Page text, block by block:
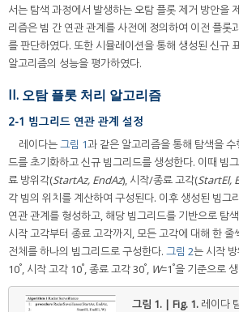
서는 탐색 과정에서 발생하는 오탐 플롯 제거 방안을
리즘은 빔 간 연관 관계를 사전에 정의하여 이전 플롯
를 판단하였다. 또한 시뮬레이션을 통해 생성된 신규
알고리즘의 성능을 평가하였다.
II. 오탐 플롯 처리 알고리즘
2-1 빔그리드 연관 관계 설정
레이다는그림 1과 같은 알고리즘을 통해 탐색을
드를 초기화하고 신규 빔그리드를 생성한다. 이때 빔
료 방위각(StartAz, EndAz), 시작/종료 고각(StartEl,
각 빔의 위치를 계산하여 구성된다. 이후 생성된 빔그
연관 관계를 형성하고, 해당 빔그리드를 기반으로 탐
시작 고각부터 종료 고각까지, 모든 고각에 대해 한 줄
전체를 하나의 빔그리드로 구성한다. 그림 2는 시작
10°, 시작 고각 10°, 종료 고각 30°, W=1°을 기준으로
그림 1. | Fig. 1. 레이다